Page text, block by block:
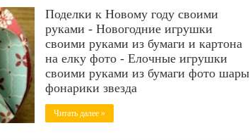
Поделки к Новому году своими
руками - Новогодние игрушки
своими руками из бумаги и картона
на елку фото - Елочные игрушки
своими руками из бумаги фото шары
фонарики звезда
Читать далее »